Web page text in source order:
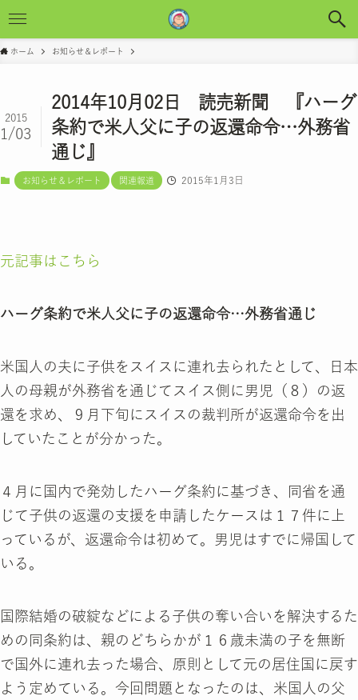
ホーム お知らせ＆レポート
2014年10月02日 読売新聞 『ハーグ
条約で米人父に子の返還命令…外務省
通じ』
2015
1/03
お知らせ＆レポート 関連報道 2015年1月3日
元記事はこちら
ハーグ条約で米人父に子の返還命令…外務省通じ
米国人の夫に子供をスイスに連れ去られたとして、日本
人の母親が外務省を通じてスイス側に男児（８）の返
還を求め、９月下旬にスイスの裁判所が返還命令を出
していたことが分かった。
４月に国内で発効したハーグ条約に基づき、同省を通
じて子供の返還の支援を申請したケースは１７件に上
っているが、返還命令は初めて。男児はすでに帰国して
いる。
国際結婚の破綻などによる子供の奪い合いを解決するた
めの同条約は、親のどちらかが１６歳未満の子を無断
で国外に連れ去った場合、原則として元の居住国に戻す
よう定めている。今回問題となったのは、米国人の父